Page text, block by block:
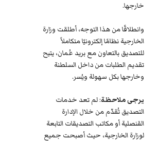
خارجها.
وانطلاقًا من هذا التوجه، أطلقت وزارة
الخارجية نظامًا إلكترونيًا متكاملاً
للتصديق بالتعاون مع بريد عُمان، يتيح
تقديم الطلبات من داخل السلطنة
وخارجها بكل سهولة ويُسر.
يرجى ملاحظة: لم تعد خدمات
التصديق تُقدّم من خلال الإدارة
القنصلية أو مكاتب التصديقات التابعة
لوزارة الخارجية، حيث أصبحت جميع